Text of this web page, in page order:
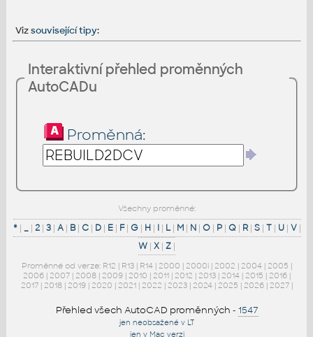
Vizsouvisející tipy:
Interaktivní přehled proměnných
AutoCADu
Proměnná:
Všechny proměnné:
*| _| 2| 3| A| B| C| D| E| F| G| H | I| L| M| N| O| P| Q| R| S| T| U| V|
W | X | Z |
Proměnné od verze: R12 | R13 | R14 | 2000 | 2000i | 2002 | 2004 | 2005 |
2006 | 2007 | 2008 | 2009 | 2010 | 2011 | 2012 | 2013 | 2014 | 2015 | 2016 |
2017 | 2018 | 2019 | 2020 | 2021 | 2022 | 2023 | 2024 | 2025 | 2026 | 2027 |
Přehled všech AutoCAD proměnných - 1547
jen neobsažené v LT
jen v Mac verzi